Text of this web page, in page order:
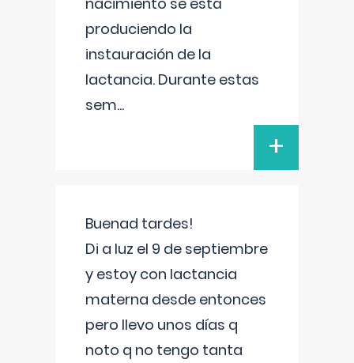
produciendo la
instauración de la
lactancia. Durante estas
sem...
+
Buenad tardes!
Di a luz el 9 de septiembre
y estoy con lactancia
materna desde entonces
pero llevo unos días q
noto q no tengo tanta